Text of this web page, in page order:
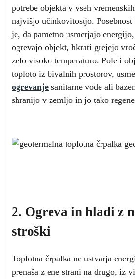
potrebe objekta v vseh
najvišjo učinkovitostjo.
je, da pametno usmerjajo
ogrevajo objekt, hkrati grejejo
zelo visoko temperaturo. Poleti
toploto iz bivalnih prostorov,
ogrevanje sanitarne vode ali
shranijo v zemljo in jo tako
2. Ogreva in hladi z
stroški
Toplotna črpalka ne ustvarja
prenaša z ene strani na drugo, iz